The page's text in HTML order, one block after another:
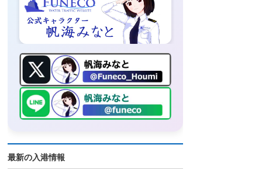
最新の入港情報